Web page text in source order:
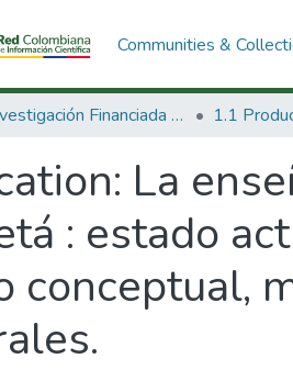
Communities &
1. Investigación Financiada con Recursos Públicos
La
: estado
conceptual,